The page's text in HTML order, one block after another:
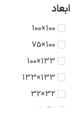
حیوانات
دریا
دورنما
دوشیزگان
رنگ‌ها
روستا
سکون
ابعاد
100×100
100×75
133×100
133×133
32×32
42×32